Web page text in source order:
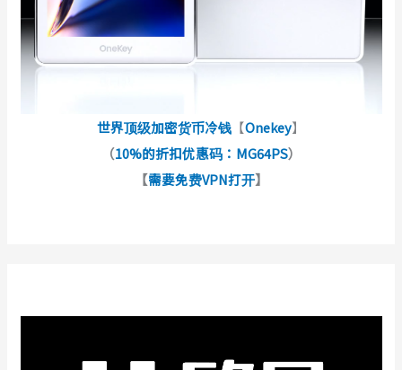
世界顶级加密货币冷钱 【Onekey】
（10%的折扣优惠码：MG64PS）
【需要免费VPN打开】